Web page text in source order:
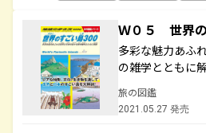
Ｗ０５ 世界
多彩な魅力あふ
の雑学とともに
旅の図鑑
2021.05.27 発売